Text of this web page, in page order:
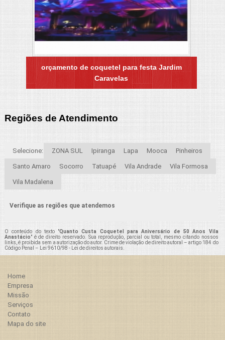
orçamento de coquetel para festa Jardim
Caravelas
Regiões de Atendimento
Selecione: ZONA SUL Ipiranga Lapa Mooca Pinheiros
Santo Amaro Socorro Tatuapé Vila Andrade Vila Formosa
Vila Madalena
Verifique as regiões que atendemos
O conteúdo do texto "Quanto Custa Coquetel para Aniversário de 50 Anos Vila
Anastácio" é de direito reservado. Sua reprodução, parcial ou total, mesmo citando nossos
links, é proibida sem a autorização do autor. Crime de violação de direito autoral – artigo 184 do
Código Penal –
Lei 9610/98 - Lei de direitos autorais
Home
Empresa
Missão
Serviços
Contato
Mapa do site